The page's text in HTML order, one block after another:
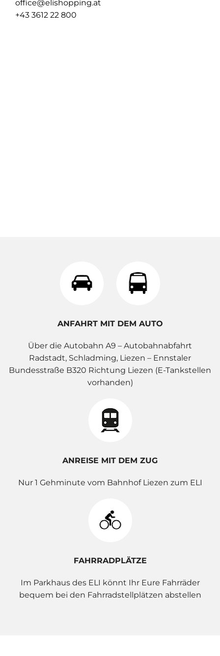
office@elishopping.at
+43 3612 22 800
ANFAHRT MIT DEM AUTO
Über die Autobahn A9 – Autobahnabfahrt
Radstadt, Schladming, Liezen – Ennstaler
Bundesstraße B320 Richtung Liezen (E-Tankstellen
vorhanden)
ANREISE MIT DEM ZUG
Nur 1 Gehminute vom Bahnhof Liezen zum ELI
FAHRRADPLÄTZE
Im Parkhaus des ELI könnt Ihr Eure Fahrräder
bequem bei den Fahrradstellplätzen abstellen